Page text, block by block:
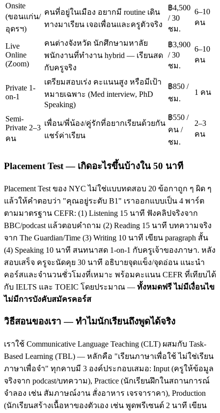
Onsite
(ขอนแก่น/
อุดรฯ)
คนที่อยู่ในเมือง อยากมี routine เดิน
ทางมาเรียน เจอเพื่อนและครูตัวจริง
฿4,500
/ 30
ชม.
6–10
คน
Live
Online
(Zoom)
คนต่างจังหวัด นักศึกษามหาลัย
พนักงานที่ทำงาน hybrid — เรียนสด
กับครูจริง
฿3,900
/ 30
ชม.
6–10
คน
Private 1-
on-1
เตรียมสอบเร่ง คะแนนสูง หรือมีเป้า
หมายเฉพาะ (Med interview, PhD
Speaking)
฿850 /
ชม.
1 คน
Semi-
Private 2–3
คน
เพื่อน/พี่น้อง/คู่รักที่อยากเรียนด้วยกัน
แชร์ค่าเรียน
฿550 /
คน /
ชม.
2–3
คน
Placement Test — เกิดอะไรขึ้นบ้างใน 50 นาที
Placement Test ของ NYC ไม่ใช่แบบทดสอบ 20 ข้อกาถูก ๆ ผิด ๆ
แล้วให้คำตอบว่า "คุณอยู่ระดับ B1" เราออกแบบเป็น 4 พาร์ต
ตามมาตรฐาน CEFR: (1) Listening 15 นาที ฟังคลิปจริงจาก
BBC/podcast แล้วตอบคำถาม (2) Reading 15 นาที บทความจริง
จาก The Guardian/Time (3) Writing 10 นาที เขียน paragraph สั้น
(4) Speaking 10 นาที สนทนาสด 1-on-1 กับครูเจ้าของภาษา. หลัง
สอบเสร็จ ครูจะนัดคุย 30 นาที อธิบายจุดแข็ง/จุดอ่อน แนะนำ
คอร์สและจำนวนชั่วโมงที่เหมาะ พร้อมคะแนน CEFR ที่เทียบได้
กับ IELTS และ TOEIC โดยประมาณ — ทั้งหมดฟรี ไม่มีเงื่อนไข
ไม่มีการบังคับสมัครคอร์ส
วิธีสอนของเรา — ทำไมนักเรียนถึงพูดได้จริง
เราใช้ Communicative Language Teaching (CLT) ผสมกับ Task-
Based Learning (TBL) — หลักคือ "เรียนภาษาเพื่อใช้ ไม่ใช่เรียน
ภาษาเพื่อจำ" ทุกคาบมี 3 องค์ประกอบเสมอ: Input (ครูให้ข้อมูล
จริงจาก podcast/บทความ), Practice (นักเรียนฝึกในสถานการณ์
จำลอง เช่น สัมภาษณ์งาน สั่งอาหาร เจรจาราคา), Production
(นักเรียนสร้างเนื้อหาของตัวเอง เช่น พูดพรีเซนต์ 2 นาที เขียน